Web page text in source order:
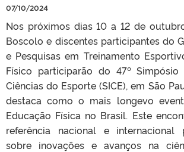
07/10/2024
Nos próximos dias 10 a 12 de
Boscolo e discentes participantes do
e Pesquisas em Treinamento
Físico participarão do 47º Simpósio
Ciências do Esporte (SICE), em São
destaca como o mais longevo
Educação Física no Brasil. Este
referência nacional e internacional
sobre inovações e avanços na